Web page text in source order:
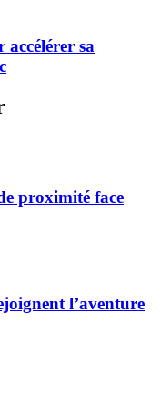
accélérer sa
proximité face
l’aventure